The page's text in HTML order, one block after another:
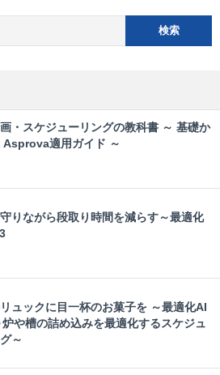
・スケジューリングの教科書 ～ 基礎か
Asprova適用ガイド ～
りながら段取り時間を減らす～最適化
ュックに目一杯のお菓子を ～最適化AI
炉や槽の詰め込みを最適化するスケジュ
～